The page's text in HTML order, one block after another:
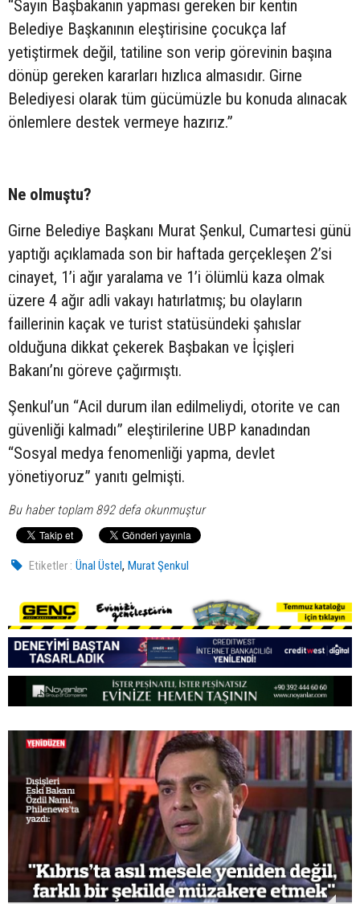
“Sayın Başbakanın yapması gereken bir kentin
Belediye Başkanının eleştirisine çocukça laf
yetiştirmek değil, tatiline son verip görevinin başına
dönüp gereken kararları hızlıca almasıdır. Girne
Belediyesi olarak tüm gücümüzle bu konuda alınacak
önlemlere destek vermeye hazırız.”
Ne olmuştu?
Girne Belediye Başkanı Murat Şenkul, Cumartesi günü
yaptığı açıklamada son bir haftada gerçekleşen 2’si
cinayet, 1’i ağır yaralama ve 1’i ölümlü kaza olmak
üzere 4 ağır adli vakayı hatırlatmış; bu olayların
faillerinin kaçak ve turist statüsündeki şahıslar
olduğuna dikkat çekerek Başbakan ve İçişleri
Bakanı’nı göreve çağırmıştı.
Şenkul’un “Acil durum ilan edilmeliydi, otorite ve can
güvenliği kalmadı” eleştirilerine UBP kanadından
“Sosyal medya fenomenliği yapma, devlet
yönetiyoruz” yanıtı gelmişti.
Bu haber toplam 892 defa okunmuştur
Etiketler : Ünal Üstel,Murat Şenkul